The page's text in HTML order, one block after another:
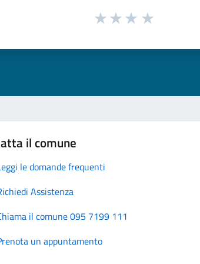
il comune
le domande frequenti
Assistenza
il comune 095 7199 111
un appuntamento